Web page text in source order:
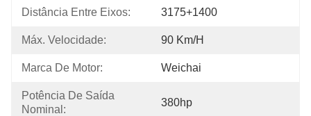
Distância Entre Eixos: 3175+1400
Máx. Velocidade: 90 Km/h
Marca De Motor: Weichai
Potência De Saída
Nominal:
380hp